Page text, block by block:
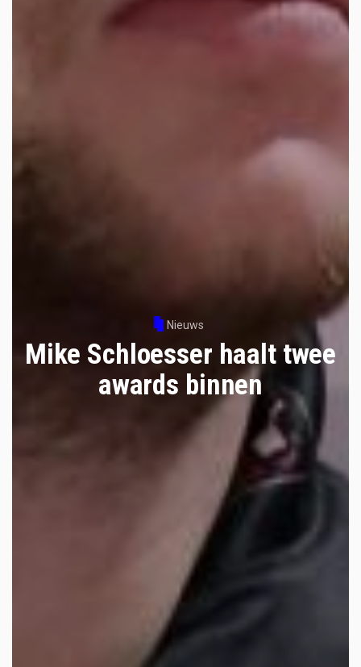
Nieuws
Mike Schloesser haalt twee
awards binnen